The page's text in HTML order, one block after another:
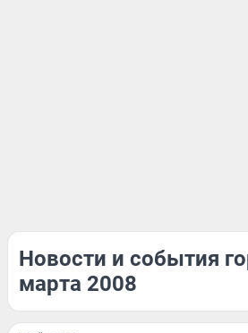
Новости и события
марта 2008